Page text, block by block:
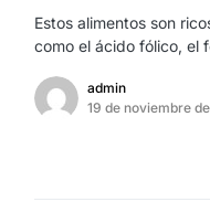
Estos alimentos son
como el ácido fólico, el
admin
19 de noviembre